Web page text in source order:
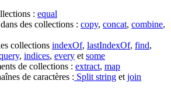
: equal
des collections : copy, concat, combine,
collections indexOf, lastIndexOf, find,
, indices, every etsome
de collections : extract, map
de caractères : Split string etjoin